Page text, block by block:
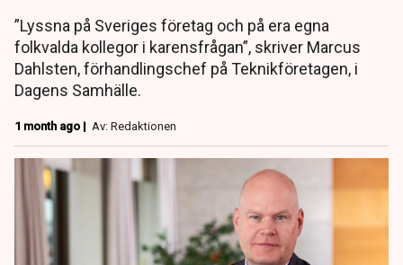
”Lyssna på Sveriges företag och på era egna
folkvalda kollegor i karensfrågan”, skriver Marcus
Dahlsten, förhandlingschef på Teknikföretagen, i
Dagens Samhälle.
1 month ago | Av: Redaktionen